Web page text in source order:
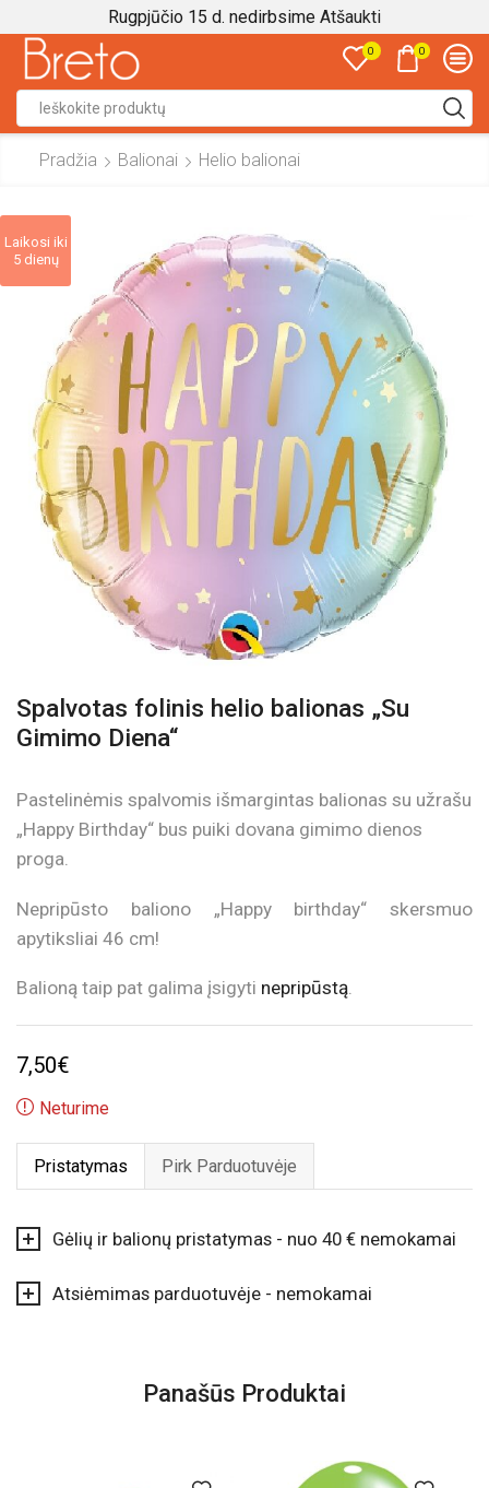
Rugpjūčio 15 d. nedirbsime Atšaukti
0 0
input
Pradžia Balionai Helio balionai
Laikosi iki
5 dienų
Spalvotas folinis helio balionas „Su
Gimimo Diena“
Pastelinėmis spalvomis išmargintas balionas su užrašu
„Happy Birthday“ bus puiki dovana gimimo dienos
proga.
Nepripūsto baliono „Happy birthday“ skersmuo
apytiksliai 46 cm!
Balioną taip pat galima įsigyti nepripūstą.
7,50€
Neturime
Pristatymas Pirk Parduotuvėje
Gėlių ir balionų pristatymas - nuo 40 € nemokamai
Atsiėmimas parduotuvėje - nemokamai
Panašūs Produktai